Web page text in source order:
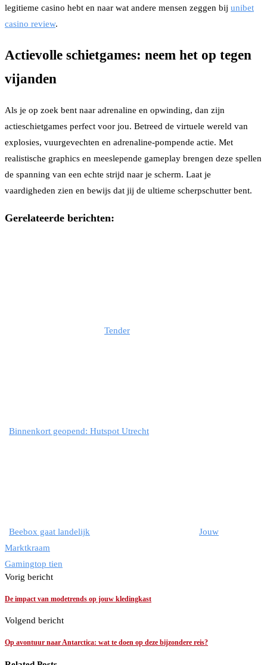
legitieme casino hebt en naar wat andere mensen zeggen bij unibet
casino review.
Actievolle schietgames: neem het op tegen
vijanden
Als je op zoek bent naar adrenaline en opwinding, dan zijn
actieschietgames perfect voor jou. Betreed de virtuele wereld van
explosies, vuurgevechten en adrenaline-pompende actie. Met
realistische graphics en meeslepende gameplay brengen deze spellen
de spanning van een echte strijd naar je scherm. Laat je
vaardigheden zien en bewijs dat jij de ultieme scherpschutter bent.
Gerelateerde berichten:
Tender
Binnenkort geopend: Hutspot Utrecht
Beebox gaat landelijk
Jouw
Marktkraam
Gamingtop tien
Vorig bericht
De impact van modetrends op jouw kledingkast
Volgend bericht
Op avontuur naar Antarctica: wat te doen op deze bijzondere reis?